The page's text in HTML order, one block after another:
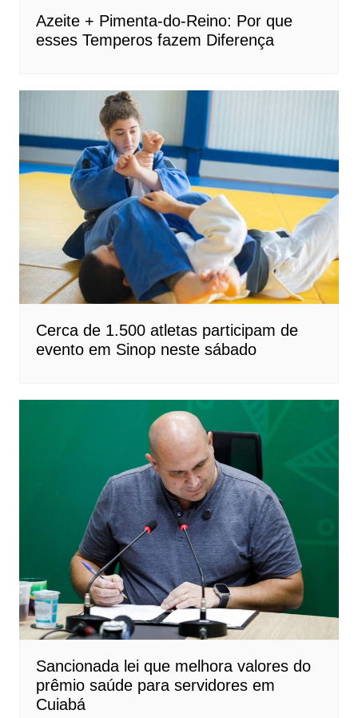
Azeite + Pimenta-do-Reino: Por que
esses Temperos fazem Diferença
Cerca de 1.500 atletas participam de
evento em Sinop neste sábado
Sancionada lei que melhora valores do
prêmio saúde para servidores em
Cuiabá